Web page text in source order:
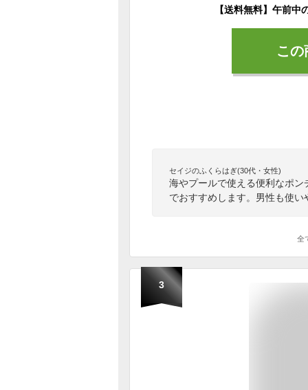
こ
セイジのふくらはぎ(30代・女性)
海やプールで使える便利なポ
でおすすめします。男性も使
全
3